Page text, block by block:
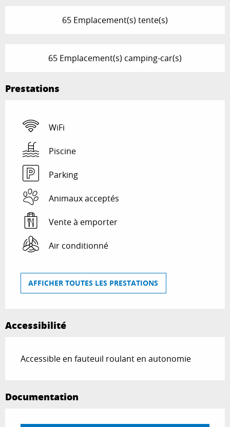
65 Emplacement(s) tente(s)
65 Emplacement(s) camping-car(s)
Prestations
WiFi
Piscine
Parking
Animaux acceptés
Vente à emporter
Air conditionné
AFFICHER TOUTES LES PRESTATIONS
Accessibilité
Accessible en fauteuil roulant en autonomie
Documentation